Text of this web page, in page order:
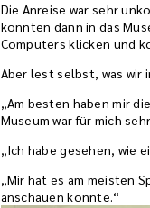
Die Anreise war sehr
konnten dann in das
Computers klicken und
Aber lest selbst, was wir
„Am besten haben mir
Museum war für mich
„Ich habe gesehen, wie
„Mir hat es am meisten
anschauen konnte.“